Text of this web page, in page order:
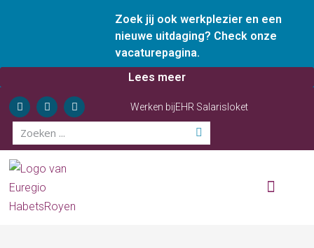
Zoek jij ook werkplezier en een
nieuwe uitdaging? Check onze
vacaturepagina.
Lees meer
Werken bijEHR Salarisloket